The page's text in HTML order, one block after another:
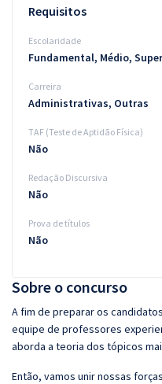
Sobre o concurso
A fim de preparar os
equipe de professores
aborda a teoria dos tópicos
Então, vamos unir nossas
Requisitos
Escolaridade
Fundamental, Médio,
Carreira
Administrativas, Outras
TAF (Teste de Aptidão Física)
Não
Redação Discursiva
Não
Prova de títulos
Não